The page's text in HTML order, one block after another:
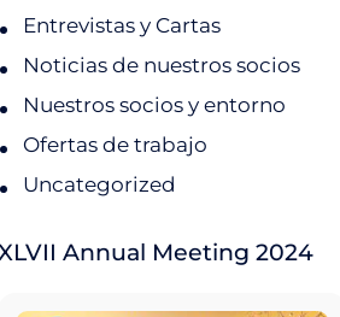
Entrevistas y Cartas
Noticias de nuestros socios
Nuestros socios y entorno
Ofertas de trabajo
Uncategorized
Annual Meeting 2024